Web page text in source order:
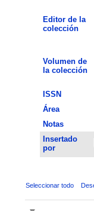
Editor de la
colección
Volumen de
la colección
ISSN
Área
Notas
Insertado
por
Seleccionar todo